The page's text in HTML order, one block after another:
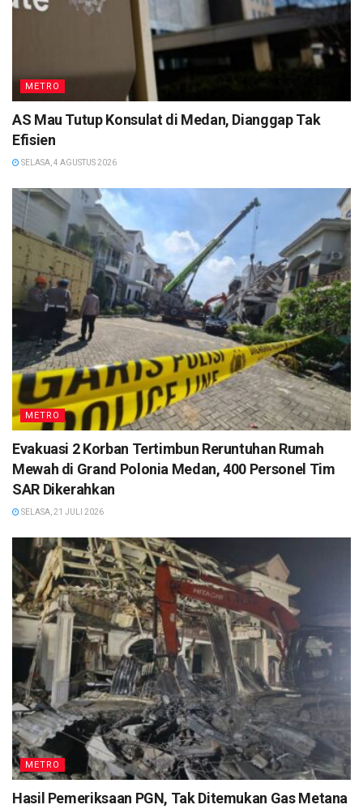
METRO
AS Mau Tutup Konsulat di Medan, Dianggap Tak
Efisien
SELASA, 4 AGUSTUS 2026
METRO
Evakuasi 2 Korban Tertimbun Reruntuhan Rumah
Mewah di Grand Polonia Medan, 400 Personel Tim
SAR Dikerahkan
SELASA, 21 JULI 2026
METRO
Hasil Pemeriksaan PGN, Tak Ditemukan Gas Metana